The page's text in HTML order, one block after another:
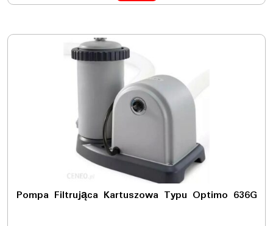
Pompa Filtrująca Kartuszowa Typu Optimo 636G